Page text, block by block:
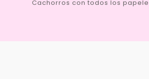
Cachorros con todos los